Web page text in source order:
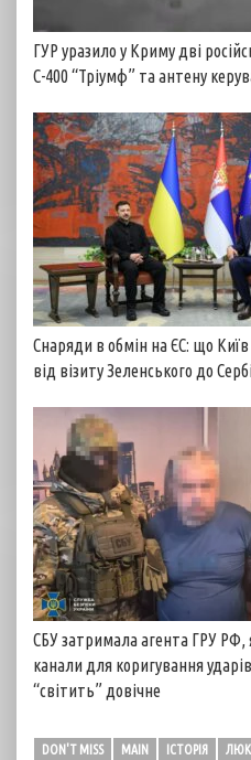
ГУР уразило у Криму дві
С-400 “Тріумф” та антену
Снаряди в обмін на ЄС: що
від візиту Зеленського до
СБУ затримала агента ГРУ
канали для коригування
“світить” довічне
DON'T MISS MAIN ІСТОРІЯ